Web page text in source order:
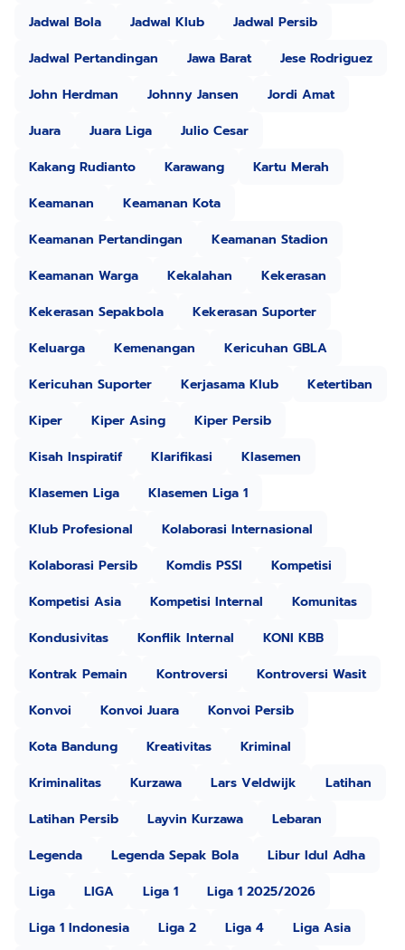
Jadwal Bola Jadwal Klub
Jadwal Persib
Jadwal Pertandingan
Jawa Barat
Jese Rodriguez
John Herdman
Johnny Jansen
Jordi Amat
Juara
Juara Liga
Julio Cesar
Kakang Rudianto
Karawang
Kartu Merah
Keamanan
Keamanan Kota
Keamanan Pertandingan
Keamanan Stadion
Keamanan Warga
Kekalahan
Kekerasan
Kekerasan Sepakbola
Kekerasan Suporter
Keluarga
Kemenangan
Kericuhan GBLA
Kericuhan Suporter
Kerjasama Klub
Ketertiban
Kiper
Kiper Asing
Kiper Persib
Kisah Inspiratif
Klarifikasi
Klasemen
Klasemen Liga
Klasemen Liga 1
Klub Profesional
Kolaborasi Internasional
Kolaborasi Persib
Komdis PSSI
Kompetisi
Kompetisi Asia
Kompetisi Internal
Komunitas
Kondusivitas
Konflik Internal
KONI KBB
Kontrak Pemain
Kontroversi
Kontroversi Wasit
Konvoi
Konvoi Juara
Konvoi Persib
Kota Bandung
Kreativitas
Kriminal
Kriminalitas
Kurzawa Lars Veldwijk
Latihan
Latihan Persib
Layvin Kurzawa
Lebaran
Legenda
Legenda Sepak Bola
Libur Idul Adha
Liga
LIGA Liga 1
Liga 1 2025/2026
Liga 1 Indonesia
Liga 2 Liga 4
Liga Asia